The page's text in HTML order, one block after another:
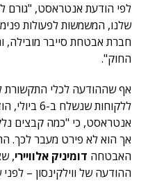
לפי הודעת אנטראסט, "גורם
שלנו, המשמשות לפעולות
חברת אבטחת סייבר מובילה,
החוק".
אף שההודעה לכלי התקשורת
ללקוחות שנשלח ב-6 ביולי, הודה
אנטראסט, כי "כמה קבצים
אך הוא לא פירט מעבר לכך.
האבטחה דומיניק אלוויירי,
ההודעה של ווילקינסון –